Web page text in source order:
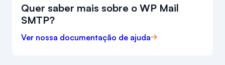
Quer saber mais sobre o WP Mail
SMTP?
Ver nossa documentação de ajuda